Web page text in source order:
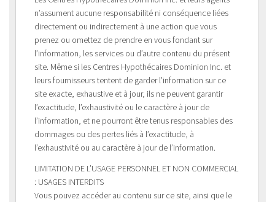
n’assument aucune responsabilité ni conséquence liées
directement ou indirectement à une action que vous
prenez ou omettez de prendre en vous fondant sur
l’information, les services ou d’autre contenu du présent
site. Même si les Centres Hypothécaires Dominion Inc. et
leurs fournisseurs tentent de garder l’information sur ce
site exacte, exhaustive et à jour, ils ne peuvent garantir
l’exactitude, l’exhaustivité ou le caractère à jour de
l’information, et ne pourront être tenus responsables des
dommages ou des pertes liés à l’exactitude, à
l’exhaustivité ou au caractère à jour de l’information.
LIMITATION DE L’USAGE PERSONNEL ET NON COMMERCIAL
: USAGES INTERDITS
Vous pouvez accéder au contenu sur ce site, ainsi que le